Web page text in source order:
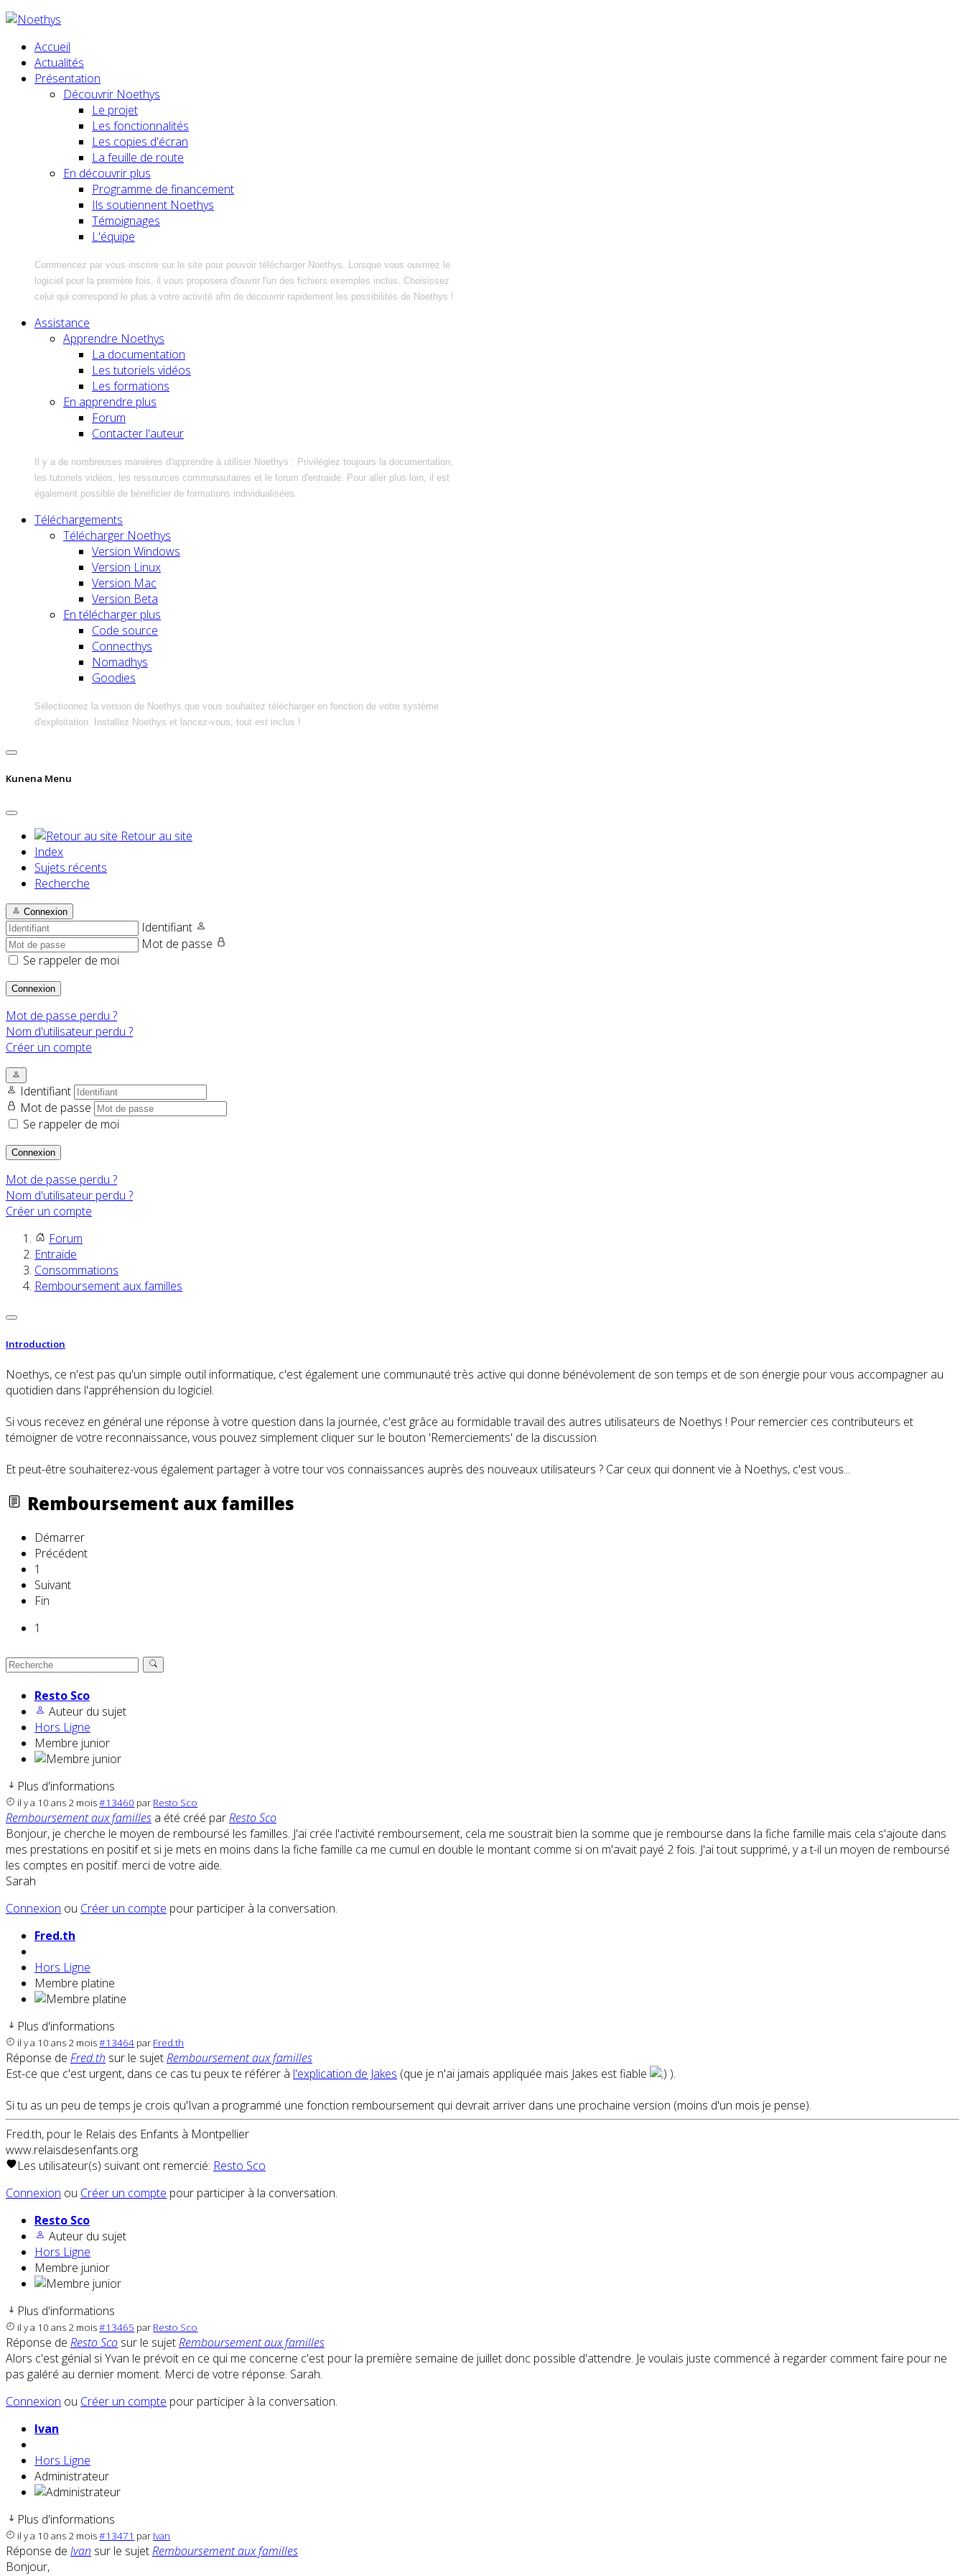
Accueil
Actualités
Présentation
Découvrir Noethys
Le projet
Les fonctionnalités
Les copies d'écran
La feuille de route
En découvrir plus
Programme de financement
Ils soutiennent Noethys
Témoignages
L'équipe
Commencez par vous inscrire sur le site pour pouvoir télécharger Noethys. Lorsque vous ouvrirez le
logiciel pour la première fois, il vous proposera d'ouvrir l'un des fichiers exemples inclus. Choisissez
celui qui correspond le plus à votre activité afin de découvrir rapidement les possibilités de Noethys !
Assistance
Apprendre Noethys
La documentation
Les tutoriels vidéos
Les formations
En apprendre plus
Forum
Contacter l'auteur
Il y a de nombreuses manières d'apprendre à utiliser Noethys : Privilégiez toujours la documentation,
les tutoriels vidéos, les ressources communautaires et le forum d'entraide. Pour aller plus loin, il est
également possible de bénéficier de formations individualisées.
Téléchargements
Télécharger Noethys
Version Windows
Version Linux
Version Mac
Version Beta
En télécharger plus
Code source
Connecthys
Nomadhys
Goodies
Sélectionnez la version de Noethys que vous souhaitez télécharger en fonction de votre système
d'exploitation. Installez Noethys et lancez-vous, tout est inclus !
Kunena Menu
Retour au site
Index
Sujets récents
Recherche
Connexion
Identifiant
Mot de passe
Se rappeler de moi
Connexion
Mot de passe perdu ?
Nom d'utilisateur perdu ?
Créer un compte
Identifiant
Mot de passe
Se rappeler de moi
Connexion
Mot de passe perdu ?
Nom d'utilisateur perdu ?
Créer un compte
Forum
Entraide
Consommations
Remboursement aux familles
Introduction
Noethys, ce n'est pas qu'un simple outil informatique, c'est également une communauté très active qui donne bénévolement de son temps et de son énergie pour vous accompagner au
quotidien dans l'appréhension du logiciel.
Si vous recevez en général une réponse à votre question dans la journée, c'est grâce au formidable travail des autres utilisateurs de Noethys ! Pour remercier ces contributeurs et
témoigner de votre reconnaissance, vous pouvez simplement cliquer sur le bouton 'Remerciements' de la discussion.
Et peut-être souhaiterez-vous également partager à votre tour vos connaissances auprès des nouveaux utilisateurs ? Car ceux qui donnent vie à Noethys, c'est vous...
Remboursement aux familles
Démarrer
Précédent
1
Suivant
Fin
1
Resto Sco
Auteur du sujet
Hors Ligne
Membre junior
Plus d'informations
il y a 10 ans 2 mois#13460 par Resto Sco
Remboursement aux familles a été créé parResto Sco
Bonjour, je cherche le moyen de remboursé les familles. J'ai crée l'activité remboursement, cela me soustrait bien la somme que je rembourse dans la fiche famille mais cela s'ajoute dans
mes prestations en positif et si je mets en moins dans la fiche famille ca me cumul en double le montant comme si on m'avait payé 2 fois. J'ai tout supprimé, y a t-il un moyen de remboursé
les comptes en positif. merci de votre aide.
Sarah
Connexion ou Créer un compte pour participer à la conversation.
Fred.th
Hors Ligne
Membre platine
Plus d'informations
il y a 10 ans 2 mois#13464 par Fred.th
Réponse de Fred.th sur le sujetRemboursement aux familles
Est-ce que c'est urgent, dans ce cas tu peux te référer à l'explication de Jakes (que je n'ai jamais appliquée mais Jakes est fiable
).
Si tu as un peu de temps je crois qu'Ivan a programmé une fonction remboursement qui devrait arriver dans une prochaine version (moins d'un mois je pense).
Fred.th, pour le Relais des Enfants à Montpellier
www.relaisdesenfants.org
Les utilisateur(s) suivant ont remercié: Resto Sco
Connexion ou Créer un compte pour participer à la conversation.
Resto Sco
Auteur du sujet
Hors Ligne
Membre junior
Plus d'informations
il y a 10 ans 2 mois#13465 par Resto Sco
Réponse de Resto Sco sur le sujetRemboursement aux familles
Alors c'est génial si Yvan le prévoit en ce qui me concerne c'est pour la première semaine de juillet donc possible d'attendre. Je voulais juste commencé à regarder comment faire pour ne
pas galéré au dernier moment. Merci de votre réponse. Sarah.
Connexion ou Créer un compte pour participer à la conversation.
Ivan
Hors Ligne
Administrateur
Plus d'informations
il y a 10 ans 2 mois#13471 par Ivan
Réponse de Ivan sur le sujetRemboursement aux familles
Bonjour,